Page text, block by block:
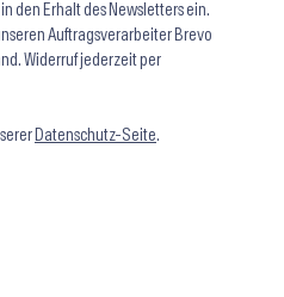
den Erhalt des Newsletters ein.
Auftragsverarbeiter Brevo
Widerruf jederzeit per
Datenschutz-Seite.